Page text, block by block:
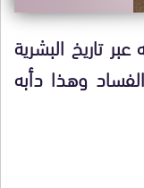
تاريخ البشرية
وهذا دأبه